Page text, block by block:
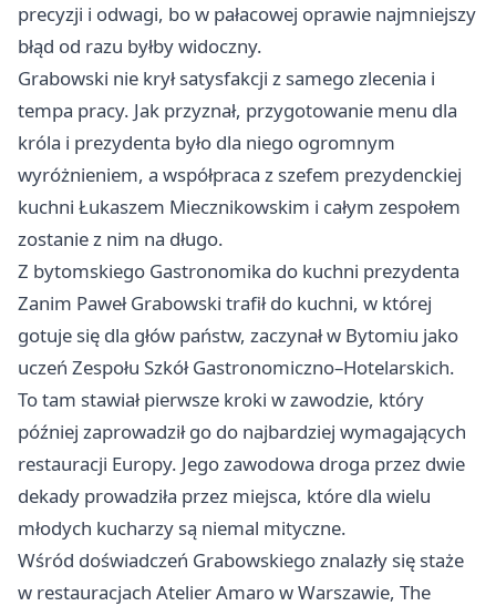
precyzji i odwagi, bo w pałacowej oprawie najmniejszy
błąd od razu byłby widoczny.
Grabowski nie krył satysfakcji z samego zlecenia i
tempa pracy. Jak przyznał, przygotowanie menu dla
króla i prezydenta było dla niego ogromnym
wyróżnieniem, a współpraca z szefem prezydenckiej
kuchni Łukaszem Miecznikowskim i całym zespołem
zostanie z nim na długo.
Z bytomskiego Gastronomika do kuchni prezydenta
Zanim Paweł Grabowski trafił do kuchni, w której
gotuje się dla głów państw, zaczynał w Bytomiu jako
uczeń Zespołu Szkół Gastronomiczno–Hotelarskich.
To tam stawiał pierwsze kroki w zawodzie, który
później zaprowadził go do najbardziej wymagających
restauracji Europy. Jego zawodowa droga przez dwie
dekady prowadziła przez miejsca, które dla wielu
młodych kucharzy są niemal mityczne.
Wśród doświadczeń Grabowskiego znalazły się staże
w restauracjach Atelier Amaro wWarszawie, The